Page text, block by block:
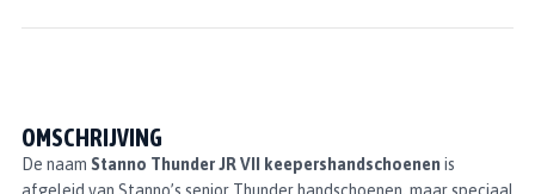
OMSCHRIJVING
De naam Stanno Thunder JR VII keepershandschoenen is